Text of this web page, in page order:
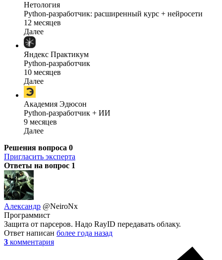
Нетология
Python-разработчик: расширенный курс + нейросети
12 месяцев
Далее
Яндекс Практикум
Python-разработчик
10 месяцев
Далее
Академия Эдюсон
Python-разработчик + ИИ
9 месяцев
Далее
Решения вопроса 0
Пригласить эксперта
Ответы на вопрос 1
Александр @NeiroNx
Программист
Защита от парсеров. Надо RayID передавать облаку.
Ответ написан более года назад
3 комментария